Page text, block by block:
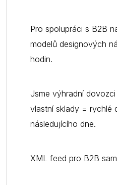
Pro spolupráci s B2B
modelů designových
hodin.
Jsme výhradní
vlastní sklady = rychlé
následujícího dne.
XML feed pro B2B